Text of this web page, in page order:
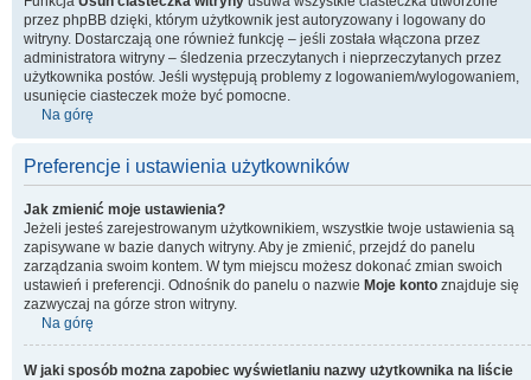
przez phpBB dzięki, którym użytkownik jest autoryzowany i logowany do
witryny. Dostarczają one również funkcję – jeśli została włączona przez
administratora witryny – śledzenia przeczytanych i nieprzeczytanych przez
użytkownika postów. Jeśli występują problemy z logowaniem/wylogowaniem,
usunięcie ciasteczek może być pomocne.
Na górę
Preferencje i ustawienia użytkowników
Jak zmienić moje ustawienia?
Jeżeli jesteś zarejestrowanym użytkownikiem, wszystkie twoje ustawienia są
zapisywane w bazie danych witryny. Aby je zmienić, przejdź do panelu
zarządzania swoim kontem. W tym miejscu możesz dokonać zmian swoich
ustawień i preferencji. Odnośnik do panelu o nazwie Moje konto znajduje się
zazwyczaj na górze stron witryny.
Na górę
W jaki sposób można zapobiec wyświetlaniu nazwy użytkownika na liście